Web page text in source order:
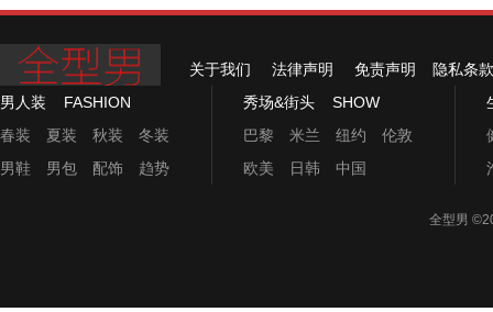
关于我们 法律声明 免责声明
隐私条款
男人装 FASHION
春装
夏装 秋装
冬装
男鞋
男包 配饰 趋势
秀场&街头 SHOW
巴黎
米兰 纽约
伦敦
欧美
日韩 中国
全型男